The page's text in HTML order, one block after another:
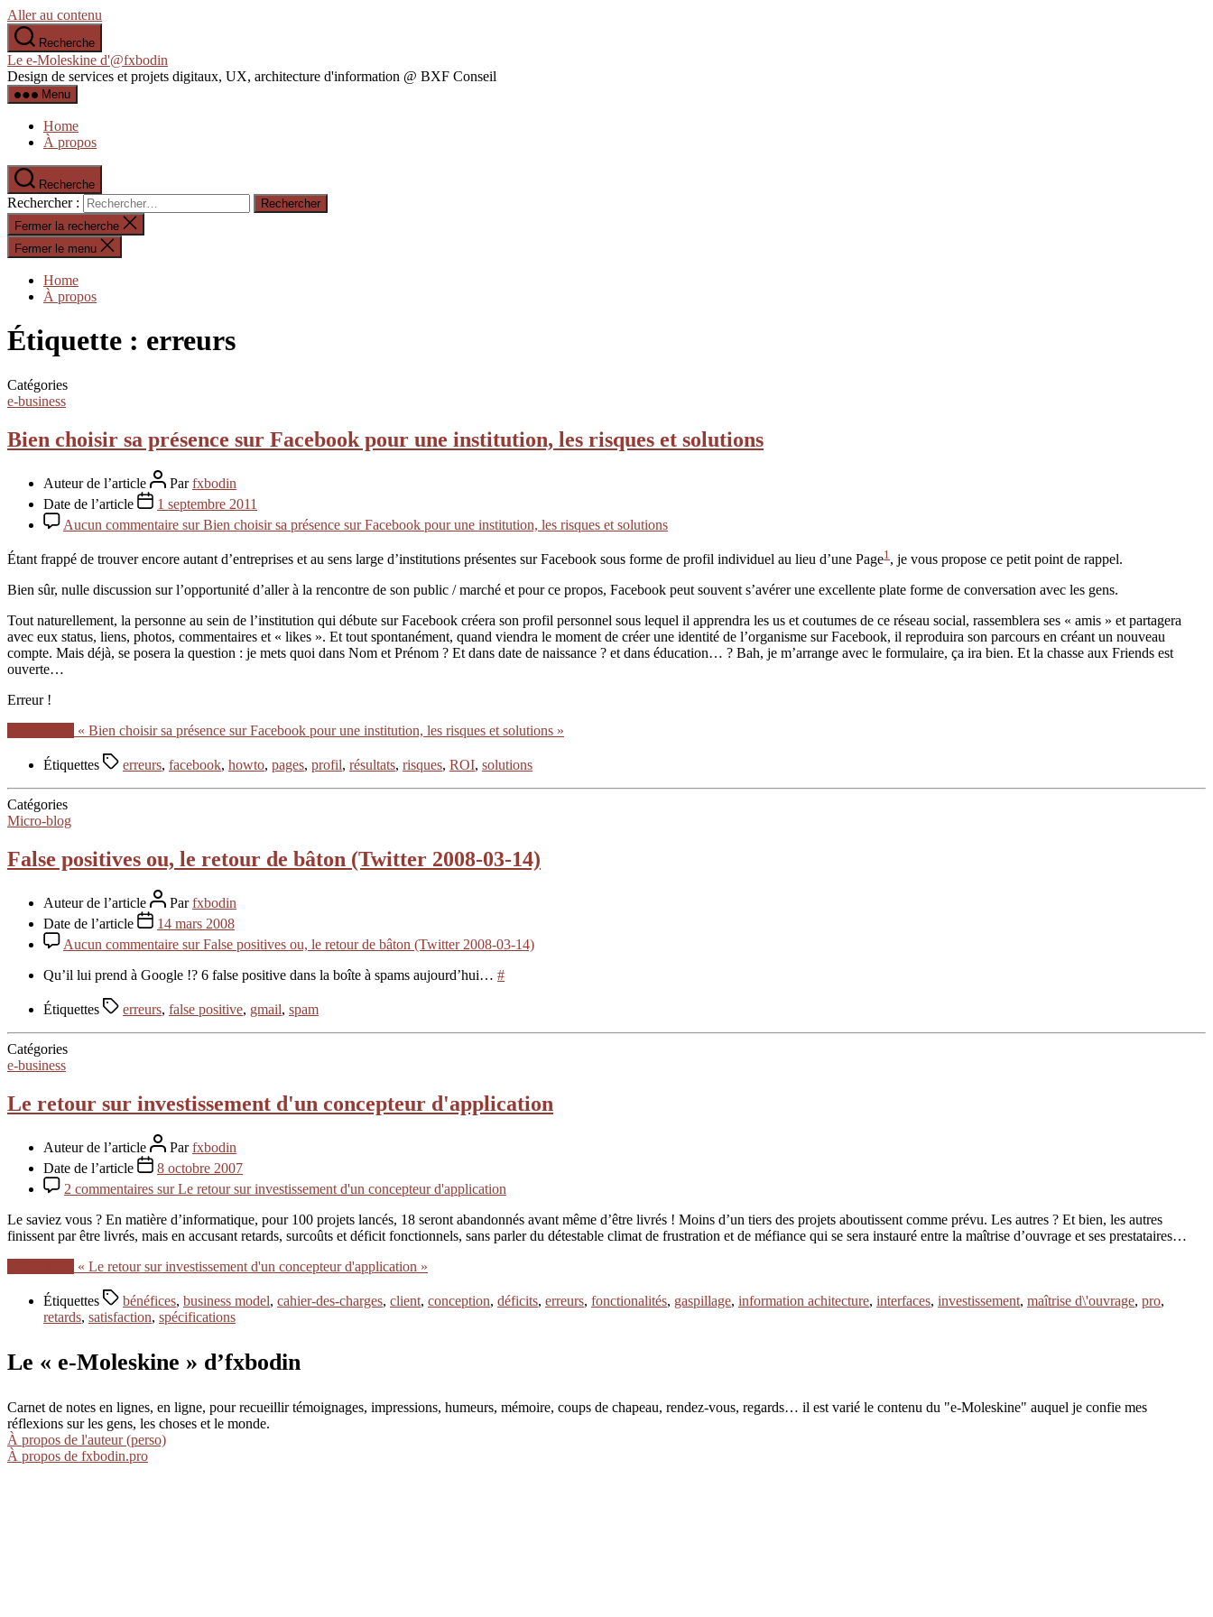
Aller au contenu
Recherche
Le e-Moleskine d'@fxbodin
Design de services et projets digitaux, UX, architecture d'information @ BXF Conseil
Menu
Home
À propos
Recherche
Rechercher :
Fermer la recherche
Fermer le menu
Home
À propos
Étiquette : erreurs
Catégories
e-business
Bien choisir sa présence sur Facebook pour une institution, les risques et solutions
Auteur de l’article Parfxbodin
Date de l’article
1 septembre 2011
Aucun commentaire sur Bien choisir sa présence sur Facebook pour une institution, les risques et solutions
Étant frappé de trouver encore autant d’entreprises et au sens large d’institutions présentes sur Facebook sous forme de profil individuel au lieu d’une Page1 , je vous propose ce petit point de rappel.
Bien sûr, nulle discussion sur l’opportunité d’aller à la rencontre de son public / marché et pour ce propos, Facebook peut souvent s’avérer une excellente plate forme de conversation avec les gens.
Tout naturellement, la personne au sein de l’institution qui débute sur Facebook créera son profil personnel sous lequel il apprendra les us et coutumes de ce réseau social, rassemblera ses « amis » et partagera
avec eux status, liens, photos, commentaires et « likes ». Et tout spontanément, quand viendra le moment de créer une identité de l’organisme sur Facebook, il reproduira son parcours en créant un nouveau
compte. Mais déjà, se posera la question : je mets quoi dans Nom et Prénom ? Et dans date de naissance ? et dans éducation… ? Bah, je m’arrange avec le formulaire, ça ira bien. Et la chasse aux Friends est
ouverte…
Erreur !
« Bien choisir sa présence sur Facebook pour une institution, les risques et solutions »
Étiquettes erreurs, facebook, howto, pages, profil, résultats, risques, ROI, solutions
Catégories
Micro-blog
False positives ou, le retour de bâton (Twitter 2008-03-14)
Auteur de l’article Parfxbodin
Date de l’article
14 mars 2008
Aucun commentaire sur False positives ou, le retour de bâton (Twitter 2008-03-14)
Qu’il lui prend à Google !? 6 false positive dans la boîte à spams aujourd’hui… #
Étiquettes erreurs, false positive, gmail, spam
Catégories
e-business
Le retour sur investissement d'un concepteur d'application
Auteur de l’article Parfxbodin
Date de l’article
8 octobre 2007
2 commentaires sur Le retour sur investissement d'un concepteur d'application
Le saviez vous ? En matière d’informatique, pour 100 projets lancés, 18 seront abandonnés avant même d’être livrés ! Moins d’un tiers des projets aboutissent comme prévu. Les autres ? Et bien, les autres
finissent par être livrés, mais en accusant retards, surcoûts et déficit fonctionnels, sans parler du détestable climat de frustration et de méfiance qui se sera instauré entre la maîtrise d’ouvrage et ses prestataires…
« Le retour sur investissement d'un concepteur d'application »
Étiquettes bénéfices, business model, cahier-des-charges, client, conception, déficits, erreurs, fonctionalités, gaspillage, information achitecture, interfaces, investissement, maîtrise d\'ouvrage, pro,
retards, satisfaction, spécifications
Le « e-Moleskine » d’fxbodin
Carnet de notes en lignes, en ligne, pour recueillir témoignages, impressions, humeurs, mémoire, coups de chapeau, rendez-vous, regards… il est varié le contenu du "e-Moleskine" auquel je confie mes
réflexions sur les gens, les choses et le monde.
À propos de l'auteur (perso)
À propos de fxbodin.pro